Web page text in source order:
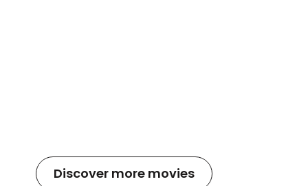
Discover more movies